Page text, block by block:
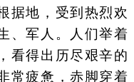
据地，受到热烈欢
、军人。人们举着
看得出历尽艰辛的
常疲惫，赤脚穿着